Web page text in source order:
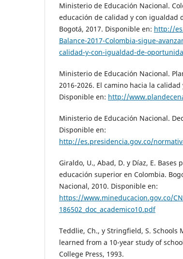
Ministerio de Educación Nacional.
educación de calidad y con igualdad
Bogotá, 2017. Disponible en: http://
Balance-2017-Colombia-sigue-
calidad-y-con-igualdad-de-
Ministerio de Educación Nacional.
2016-2026. El camino hacia la
Disponible en: http://
Ministerio de Educación Nacional.
Disponible en:
http://es.presidencia.gov.co/
Giraldo, U., Abad, D. y Díaz, E.
educación superior en Colombia.
Nacional, 2010. Disponible en:
https://www.mineducacion.gov.co/
186502_doc_academico10.pdf
Teddlie, Ch., y Stringfield, S. Schools
learned from a 10-year study of
College Press, 1993.